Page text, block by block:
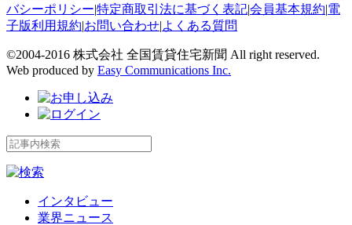
バシーポリシー|特定商取引法に基づく表記|会員基本規約|電
子版利用規約|お問い合わせ|よくある質問
©2004-2016 株式会社 全国賃貸住宅新聞 All right reserved.
Web produced by Easy Communications Inc.
インタビュー
業界ニュース